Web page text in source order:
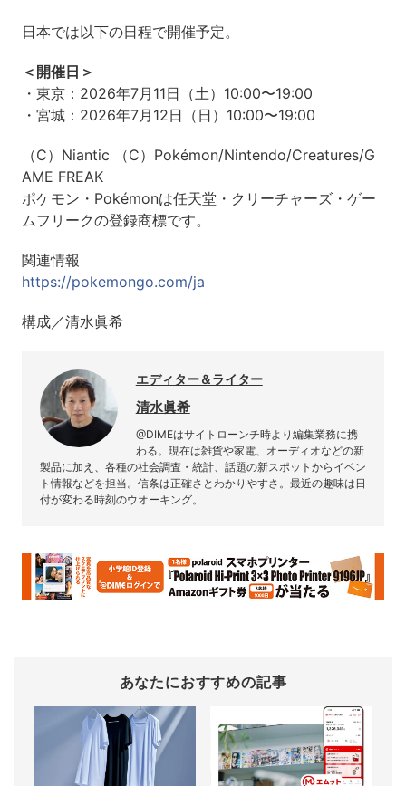
日本では以下の日程で開催予定。
＜開催日＞
・東京：2026年7月11日（土）10:00〜19:00
・宮城：2026年7月12日（日）10:00〜19:00
（C）Niantic （C）Pokémon/Nintendo/Creatures/G
AME FREAK
ポケモン・Pokémonは任天堂・クリーチャーズ・ゲー
ムフリークの登録商標です。
関連情報
https://pokemongo.com/ja
構成／清水眞希
エディター＆ライター
清水眞希
@DIMEはサイトローンチ時より編集業務に携
わる。現在は雑貨や家電、オーディオなどの新
製品に加え、各種の社会調査・統計、話題の新スポットからイベン
ト情報などを担当。信条は正確さとわかりやすさ。最近の趣味は日
付が変わる時刻のウオーキング。
あなたにおすすめの記事